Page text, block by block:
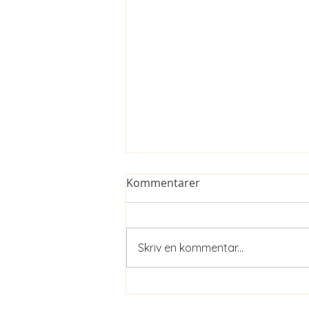
Kommentarer
Skriv en kommentar...